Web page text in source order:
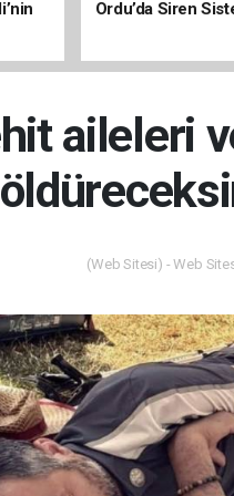
Ordu’da Siren
aileleri
(Web Sitesi) - Web